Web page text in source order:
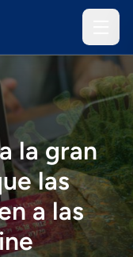
la gran
las
a las